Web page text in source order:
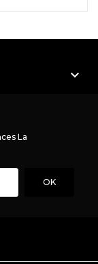

La